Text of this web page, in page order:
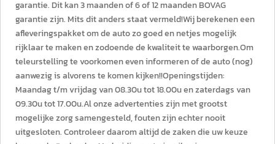
garantie. Dit kan 3 maanden of 6 of 12 maanden BOVAG
garantie zijn. Mits dit anders staat vermeld!Wij berekenen een
afleveringspakket om de auto zo goed en netjes mogelijk
rijklaar te maken en zodoende de kwaliteit te waarborgen.Om
teleurstelling te voorkomen even informeren of de auto (nog)
aanwezig is alvorens te komen kijken!!Openingstijden:
Maandag t/m vrijdag van 08.30u tot 18.00u en zaterdags van
09.30u tot 17.00u.Al onze advertenties zijn met grootst
mogelijke zorg samengesteld, fouten zijn echter nooit
uitgesloten. Controleer daarom altijd de zaken die uw keuze